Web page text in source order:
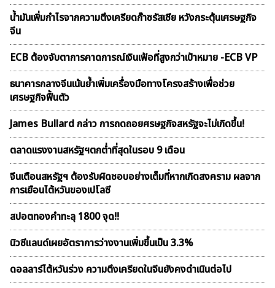
น้ำมันเพิ่มกำไรจากความตึงเครียดก๊าซรัสเซีย หวังกระตุ้นเศรษฐกิจ
จีน
ECB ต้องจับตาการคาดการณ์เงินเฟ้อที่สูงกว่าเป้าหมาย -ECB VP
ธนาคารกลางจีนเน้นย้ำเพิ่มเครื่องมือทางโครงสร้างเพื่อช่วย
เศรษฐกิจฟื้นตัว
James Bullard กล่าว การถดถอยศรษฐกิจสหรัฐจะไม่เกิดขึ้น!
ตลาดเเรงงานสหรัฐฯตกต่ำที่สุดในรอบ 9 เดือน
จีนเตือนสหรัฐฯ ต้องรับผิดชอบอย่างเต็มที่หากเกิดสงคราม ผลจาก
การเยือนไต้หวันของเปโลซี
สปอตทองคำทะลุ 1800 จุด!!
นิวซีแลนด์เผยอัตราการว่างงานเพิ่มขึ้นเป็น 3.3%
ดอลลาร์ไต้หวันร่วง ความตึงเครียดในจีนยังคงดำเนินต่อไป